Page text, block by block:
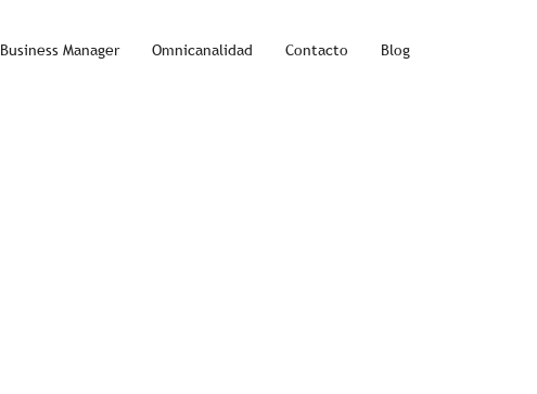
Business Manager Omnicanalidad Contacto Blog